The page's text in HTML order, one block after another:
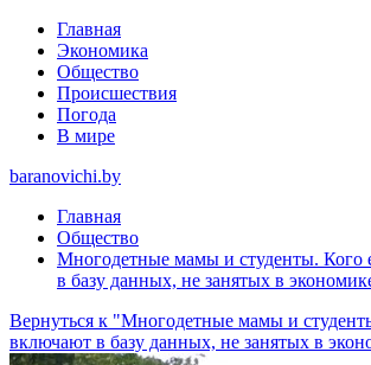
Главная
Экономика
Общество
Происшествия
Погода
В мире
baranovichi.by
Главная
Общество
Многодетные мамы и студенты. Кого
в базу данных, не занятых в
Вернуться к "Многодетные мамы и
включают в базу данных, не занятых в